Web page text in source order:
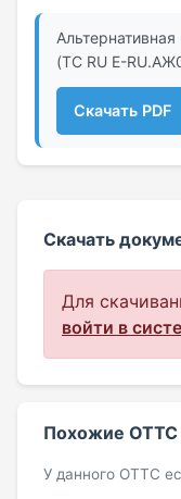
(ТС RU Е-
Скачать PDF
Скачать
Для
войти в
Похожие ОТТС
У данного ОТТС